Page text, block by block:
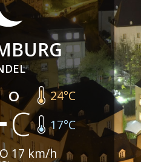
24°C
17°C
17 km/h